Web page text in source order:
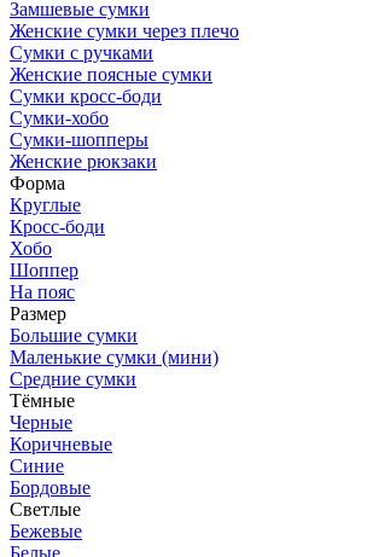
Замшевые сумки
Женские сумки через плечо
Сумки с ручками
Женские поясные сумки
Сумки кросс-боди
Сумки-хобо
Сумки-шопперы
Женские рюкзаки
Форма
Круглые
Кросс-боди
Хобо
Шоппер
На пояс
Размер
Большие сумки
Маленькие сумки (мини)
Средние сумки
Тёмные
Черные
Коричневые
Синие
Бордовые
Светлые
Бежевые
Белые